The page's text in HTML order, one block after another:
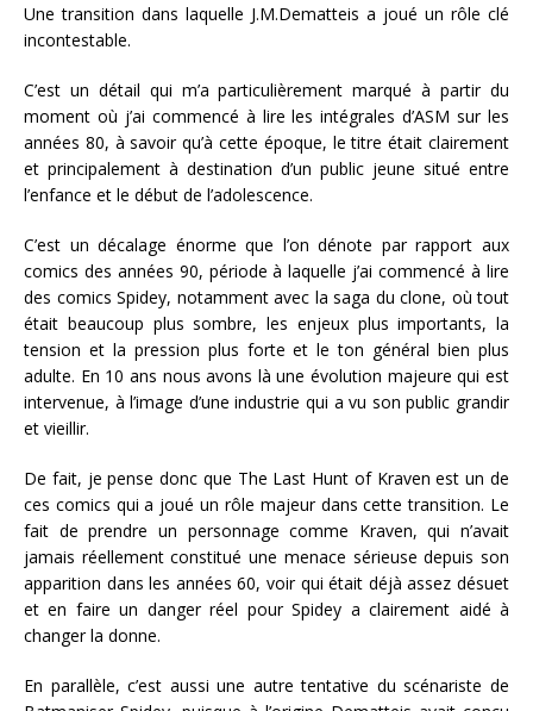
Une transition dans laquelle J.M.Dematteis a joué un rôle clé
incontestable.
C’est un détail qui m’a particulièrement marqué à partir du
moment où j’ai commencé à lire les intégrales d’ASM sur les
années 80, à savoir qu’à cette époque, le titre était clairement
et principalement à destination d’un public jeune situé entre
l’enfance et le début de l’adolescence.
C’est un décalage énorme que l’on dénote par rapport aux
comics des années 90, période à laquelle j’ai commencé à lire
des comics Spidey, notamment avec la saga du clone, où tout
était beaucoup plus sombre, les enjeux plus importants, la
tension et la pression plus forte et le ton général bien plus
adulte. En 10 ans nous avons là une évolution majeure qui est
intervenue, à l’image d’une industrie qui a vu son public grandir
et vieillir.
De fait, je pense donc que The Last Hunt of Kraven est un de
ces comics qui a joué un rôle majeur dans cette transition. Le
fait de prendre un personnage comme Kraven, qui n’avait
jamais réellement constitué une menace sérieuse depuis son
apparition dans les années 60, voir qui était déjà assez désuet
et en faire un danger réel pour Spidey a clairement aidé à
changer la donne.
En parallèle, c’est aussi une autre tentative du scénariste de